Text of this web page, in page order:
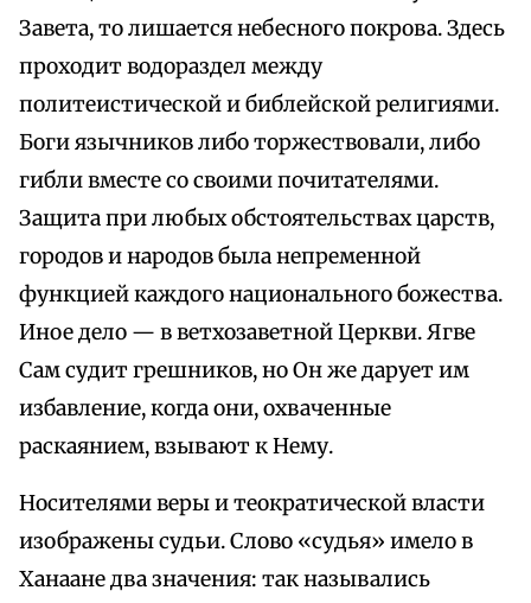
Завета, то лишается небесного покрова. Здесь
проходит водораздел между
политеистической и библейской религиями.
Боги язычников либо торжествовали, либо
гибли вместе со своими почитателями.
Защита при любых обстоятельствах царств,
городов и народов была непременной
функцией каждого национального божества.
Иное дело — в ветхозаветной Церкви. Ягве
Сам судит грешников, но Он же дарует им
избавление, когда они, охваченные
раскаянием, взывают к Нему.
Носителями веры и теократической власти
изображены судьи. Слово «судья» имело в
Ханаане два значения: так назывались